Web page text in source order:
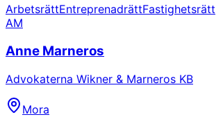
ArbetsrättEntreprenadrättFastighetsrätt
AM
Anne Marneros
Advokaterna Wikner & Marneros KB
Mora